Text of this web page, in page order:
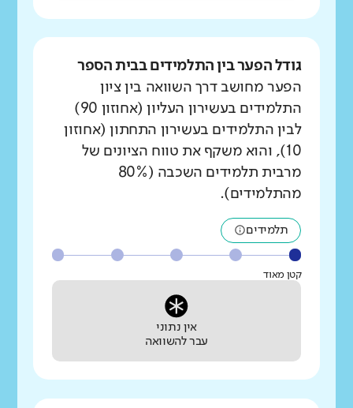
גודל הפער בין התלמידים בבית הספר
הפער מחושב דרך השוואה בין ציון
התלמידים בעשירון העליון (אחוזון 90)
לבין התלמידים בעשירון התחתון (אחוזון
10), והוא משקף את טווח הציונים של
מרבית תלמידים השכבה (80%
מהתלמידים).
תלמידים
קטן מאוד
אין נתוני
עבר להשוואה